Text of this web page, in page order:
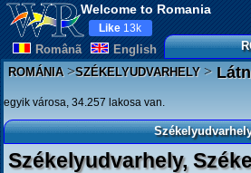
Welcome to Romania
Românã English
Like 13k
ROMÁNIA>SZÉKELYUDVARHELY>
egyik városa, 34.257 lakosa van.
Székelyudvarhely,